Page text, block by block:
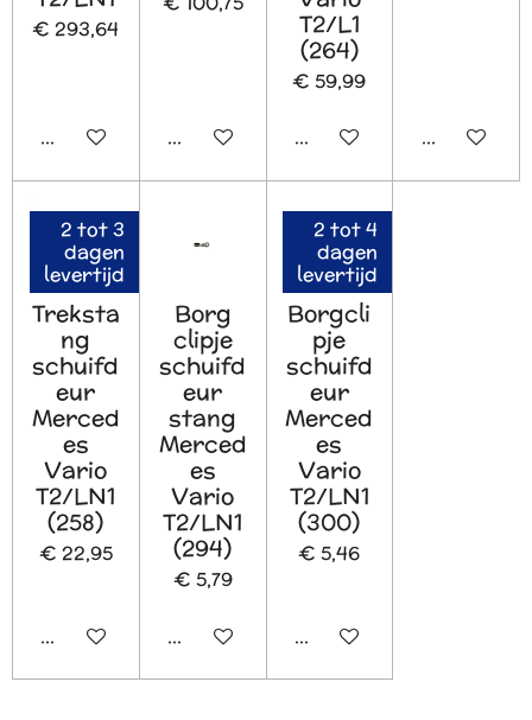
€ 293,64
In winkelwagenIn winkelwagen
T2/L1
(264)
€ 59,99
In winkelwagen
In
2 tot 3
dagen
levertijd
Treksta
ng
schuifd
eur
Merced
es
Vario
T2/LN1
(258)
€ 22,95
In winkelwagen
Borg
clipje
schuifd
eur
stang
Merced
es
Vario
T2/LN1
(294)
€ 5,79
In winkelwagen
2 tot 4
dagen
levertijd
Borgcli
pje
schuifd
eur
Merced
es
Vario
T2/LN1
(300)
€ 5,46
In winkelwagen